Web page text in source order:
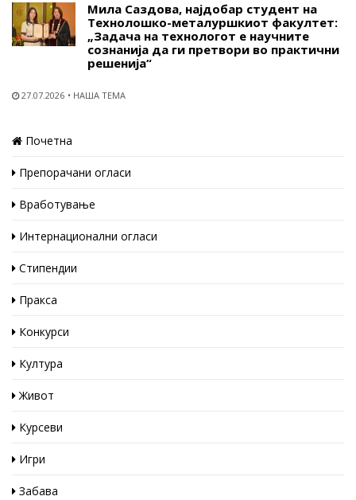
Мила Саздова, најдобар студент на
Технолошко-металуршкиот факултет:
„Задача на технологот е научните
сознанија да ги претвори во практични
решенија“
27.07.2026 НАША ТЕМА
Почетна
Препорачани огласи
Вработување
Интернационални огласи
Стипендии
Пракса
Конкурси
Култура
Живот
Курсеви
Игри
Забава